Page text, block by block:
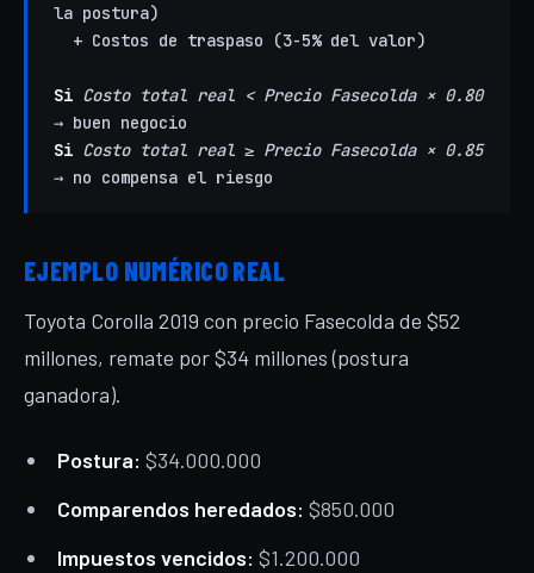
la postura)
+ Costos de traspaso (3-5% del valor)
Si Costo total real < Precio Fasecolda × 0.80
→ buen negocio
Si Costo total real ≥ Precio Fasecolda × 0.85
→ no compensa el riesgo
EJEMPLO NUMÉRICO REAL
Toyota Corolla 2019 con precio Fasecolda de $52
millones, remate por $34 millones (postura
ganadora).
Postura: $34.000.000
Comparendos heredados: $850.000
Impuestos vencidos: $1.200.000